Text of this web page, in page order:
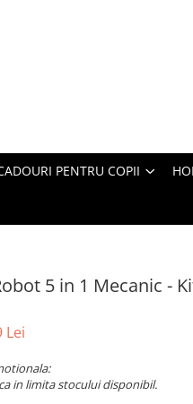
PENTRU COPII
5 in 1 Mecanic -
Lei
in limita stocului disponibil.